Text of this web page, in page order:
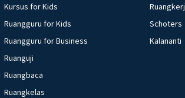
Kursus for Kids
Ruangguru for Kids
Ruangguru for Business
Ruanguji
Ruangbaca
Ruangkelas
Schoters
Kalananti